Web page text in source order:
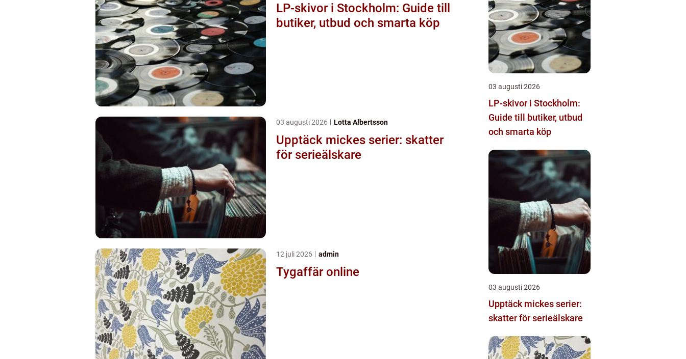
LP-skivor i Stockholm: Guide till
butiker, utbud och smarta köp
03 augusti 2026 Lotta Albertsson
Upptäck mickes serier: skatter
för serieälskare
12 juli 2026 admin
Tygaffär online
03 augusti 2026
LP-skivor i Stockholm:
Guide till butiker, utbud
och smarta köp
03 augusti 2026
Upptäck mickes serier:
skatter för serieälskare